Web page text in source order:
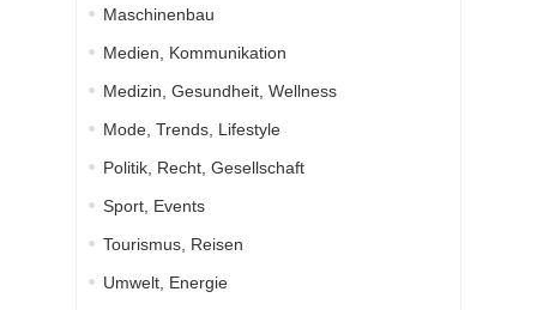
Maschinenbau
Medien, Kommunikation
Medizin, Gesundheit, Wellness
Mode, Trends, Lifestyle
Politik, Recht, Gesellschaft
Sport, Events
Tourismus, Reisen
Umwelt, Energie